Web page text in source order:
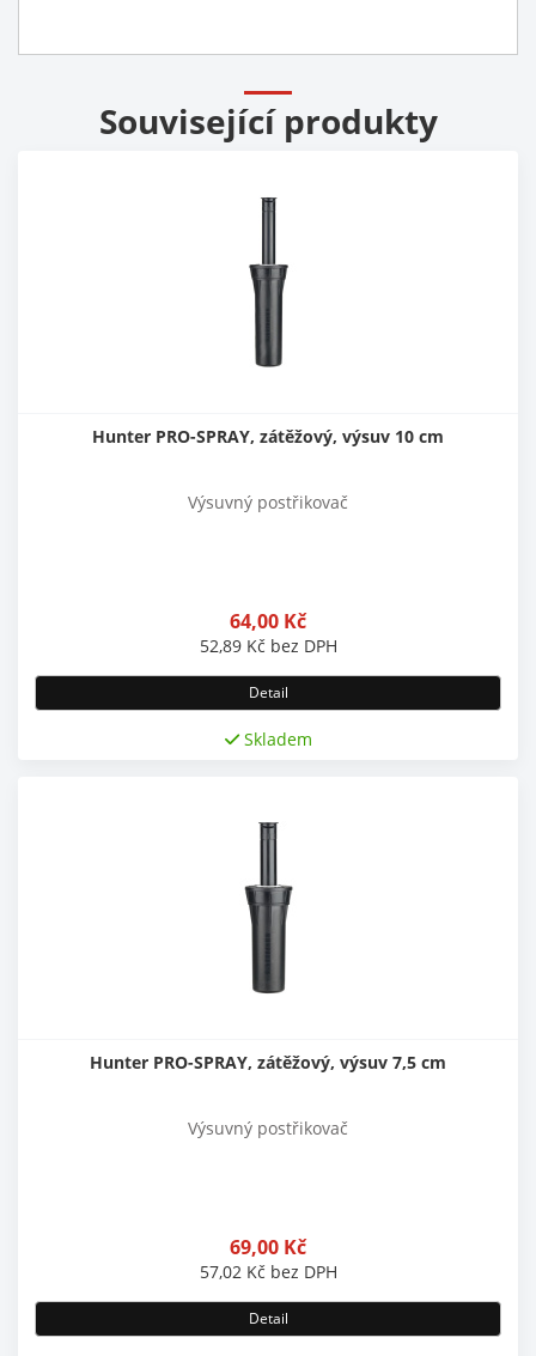
Související produkty
Hunter PRO-SPRAY, zátěžový, výsuv 10 cm
Výsuvný postřikovač
64,00 Kč
52,89 Kč bez DPH
Detail
Skladem
Hunter PRO-SPRAY, zátěžový, výsuv 7,5 cm
Výsuvný postřikovač
69,00 Kč
57,02 Kč bez DPH
Detail